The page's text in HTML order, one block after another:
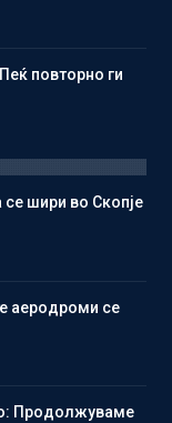
повторно ги
шири во Скопје
аеродроми се
Продолжуваме